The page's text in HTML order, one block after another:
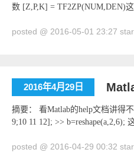
数 [Z,P,K] = TF2ZP(NUM,DEN)
posted @ 2016-05-01 23:27
2016年4月29日
摘要： 看Matlab的help文档讲得
9;10 11 12]; >> b=reshape(a,2,6);
posted @ 2016-04-29 00:32